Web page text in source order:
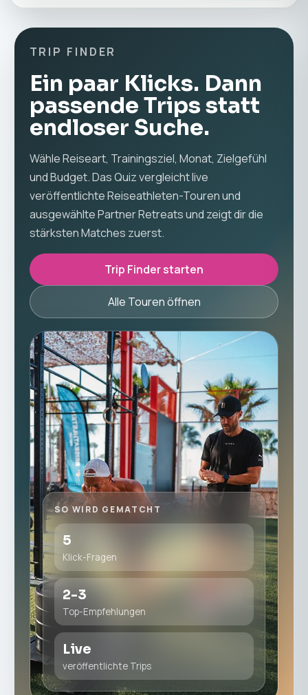
TRIP FINDER
Ein paar Klicks. Dann
passende Trips statt
endloser Suche.
Wähle Reiseart, Trainingsziel, Monat, Zielgefühl
und Budget. Das Quiz vergleicht live
veröffentlichte Reiseathleten-Touren und
ausgewählte Partner Retreats und zeigt dir die
stärksten Matches zuerst.
Trip Finder starten
Alle Touren öffnen
SO WIRD GEMATCHT
5
Klick-Fragen
2-3
Top-Empfehlungen
Live
veröffentlichte Trips